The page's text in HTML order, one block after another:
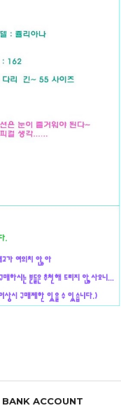
BANK ACCOUNT